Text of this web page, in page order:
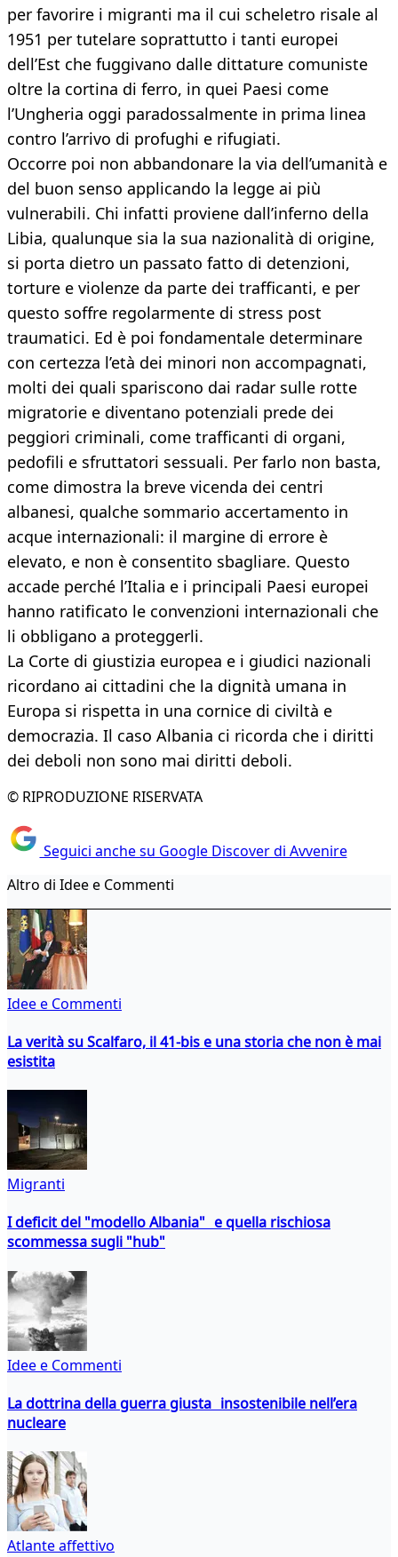
per favorire i migranti ma il cui scheletro risale al
1951 per tutelare soprattutto i tanti europei
dell’Est che fuggivano dalle dittature comuniste
oltre la cortina di ferro, in quei Paesi come
l’Ungheria oggi paradossalmente in prima linea
contro l’arrivo di profughi e rifugiati.
Occorre poi non abbandonare la via dell’umanità e
del buon senso applicando la legge ai più
vulnerabili. Chi infatti proviene dall’inferno della
Libia, qualunque sia la sua nazionalità di origine,
si porta dietro un passato fatto di detenzioni,
torture e violenze da parte dei trafficanti, e per
questo soffre regolarmente di stress post
traumatici. Ed è poi fondamentale determinare
con certezza l’età dei minori non accompagnati,
molti dei quali spariscono dai radar sulle rotte
migratorie e diventano potenziali prede dei
peggiori criminali, come trafficanti di organi,
pedofili e sfruttatori sessuali. Per farlo non basta,
come dimostra la breve vicenda dei centri
albanesi, qualche sommario accertamento in
acque internazionali: il margine di errore è
elevato, e non è consentito sbagliare. Questo
accade perché l’Italia e i principali Paesi europei
hanno ratificato le convenzioni internazionali che
li obbligano a proteggerli.
La Corte di giustizia europea e i giudici nazionali
ricordano ai cittadini che la dignità umana in
Europa si rispetta in una cornice di civiltà e
democrazia. Il caso Albania ci ricorda che i diritti
dei deboli non sono mai diritti deboli.
© RIPRODUZIONE RISERVATA
Seguici anche su Google Discover di Avvenire
Altro di Idee e Commenti
Idee e Commenti
La verità su Scalfaro, il 41-bis e una storia che non è mai
esistita
Migranti
I deficit del "modello Albania" e quella rischiosa
scommessa sugli "hub"
Idee e Commenti
La dottrina della guerra giusta insostenibile nell’era
nucleare
Atlante affettivo